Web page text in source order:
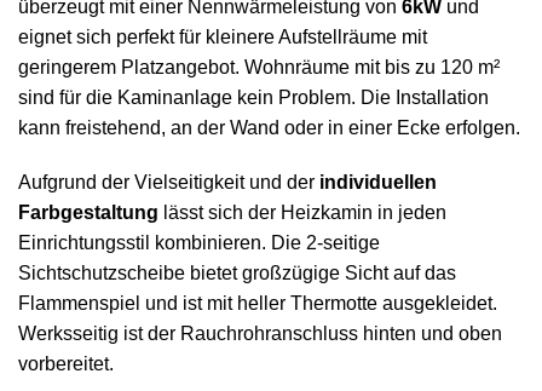
überzeugt mit einer Nennwärmeleistung von 6kW und
eignet sich perfekt für kleinere Aufstellräume mit
geringerem Platzangebot. Wohnräume mit bis zu 120 m²
sind für die Kaminanlage kein Problem. Die Installation
kann freistehend, an der Wand oder in einer Ecke erfolgen.
Aufgrund der Vielseitigkeit und der individuellen
Farbgestaltung lässt sich der Heizkamin in jeden
Einrichtungsstil kombinieren. Die 2-seitige
Sichtschutzscheibe bietet großzügige Sicht auf das
Flammenspiel und ist mit heller Thermotte ausgekleidet.
Werksseitig ist der Rauchrohranschluss hinten und oben
vorbereitet.